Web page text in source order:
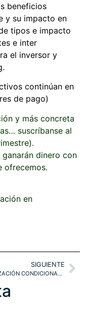
beneficios
y su impacto en
tipos e impacto
e inter
el inversor y
continúan en
de pago)
y más concreta
suscríbanse al
dinero con
ofrecemos.
en
SIGUIENTE
NORMALIZACIÓN CONDICIONADA, MEJOR PARA 2016. GRANDES EVENTOS II. SP500, DOW, T-BOND.